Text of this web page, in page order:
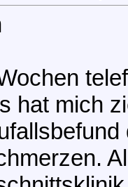
hat mich